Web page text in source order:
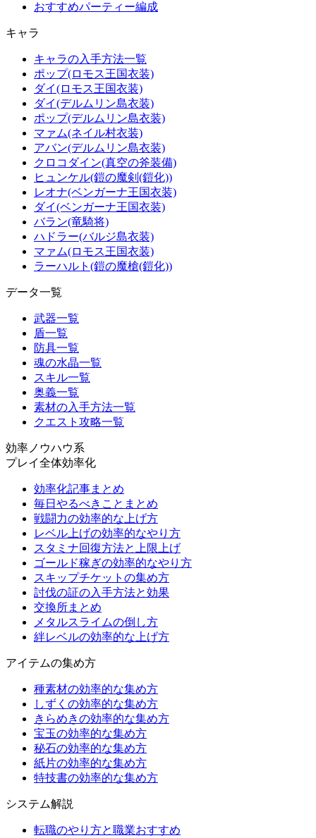
おすすめパーティー編成
キャラ
キャラの入手方法一覧
ポップ(ロモス王国衣装)
ダイ(ロモス王国衣装)
ダイ(デルムリン島衣装)
ポップ(デルムリン島衣装)
マァム(ネイル村衣装)
アバン(デルムリン島衣装)
クロコダイン(真空の斧装備)
ヒュンケル(鎧の魔剣(鎧化))
レオナ(ベンガーナ王国衣装)
ダイ(ベンガーナ王国衣装)
バラン(竜騎将)
ハドラー(バルジ島衣装)
マァム(ロモス王国衣装)
ラーハルト(鎧の魔槍(鎧化))
データ一覧
武器一覧
盾一覧
防具一覧
魂の水晶一覧
スキル一覧
奥義一覧
素材の入手方法一覧
クエスト攻略一覧
効率ノウハウ系
プレイ全体効率化
効率化記事まとめ
毎日やるべきことまとめ
戦闘力の効率的な上げ方
レベル上げの効率的なやり方
スタミナ回復方法と上限上げ
ゴールド稼ぎの効率的なやり方
スキップチケットの集め方
討伐の証の入手方法と効果
交換所まとめ
メタルスライムの倒し方
絆レベルの効率的な上げ方
アイテムの集め方
種素材の効率的な集め方
しずくの効率的な集め方
きらめきの効率的な集め方
宝玉の効率的な集め方
秘石の効率的な集め方
紙片の効率的な集め方
特技書の効率的な集め方
システム解説
転職のやり方と職業おすすめ